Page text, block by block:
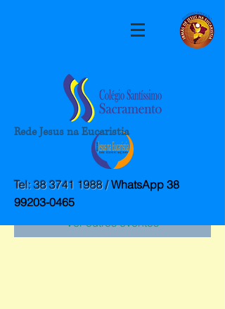
Rede Jesus na Eucaristia
Tel:38 3741 1988/WhatsApp 38
99203-0465
A inscrição está encerrada
Ver outros eventos